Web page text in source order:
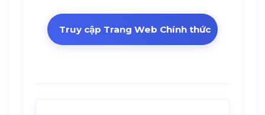
Truy cập Trang Web Chính thức